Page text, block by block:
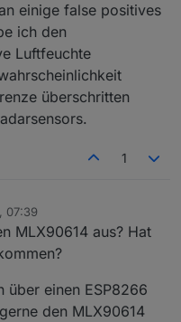
einige false positives
ich den
Luftfeuchte
überschritten
1
07:39
MLX90614 aus? Hat
über einen ESP8266
den MLX90614